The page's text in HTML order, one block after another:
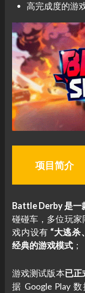
高完成度的游
项目简介
Battle Derby 是一
碰碰车，多位玩
戏内设有 “大逃杀
经典的游戏模式 ；
游戏测试版本已正
据 Google Play